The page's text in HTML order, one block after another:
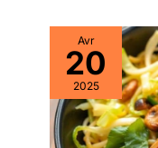
Avr
20
2025